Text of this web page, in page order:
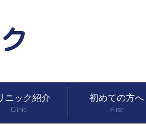
ニック紹介
Clinic
初めての方へ
First